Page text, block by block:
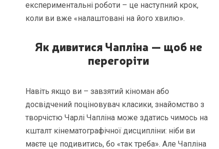
експериментальні роботи – це наступний крок,
коли ви вже «налаштовані на його хвилю».
Як дивитися Чапліна — щоб не
перегоріти
Навіть якщо ви – завзятий кіноман або
досвідчений поціновувач класики, знайомство з
творчістю Чарлі Чапліна може здатись чимось на
кшталт кінематографічної дисципліни: ніби ви
маєте це подивитись, бо «так треба». Але Чапліна